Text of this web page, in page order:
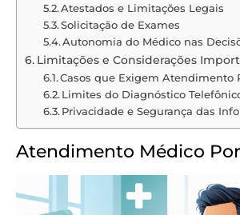
Atestados e Limitações Legais
Solicitação de Exames
Autonomia do Médico nas
Limitações e Considerações
Casos que Exigem Atendimento
Limites do Diagnóstico
Privacidade e Segurança das
Atendimento Médico